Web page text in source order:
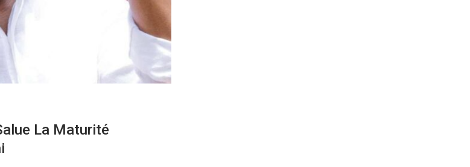
La Maturité